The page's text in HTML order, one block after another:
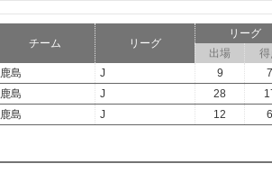
チーム リーグ
リーグ
出場
得
鹿島 J 9
7
鹿島 J 28
鹿島 J 12 6